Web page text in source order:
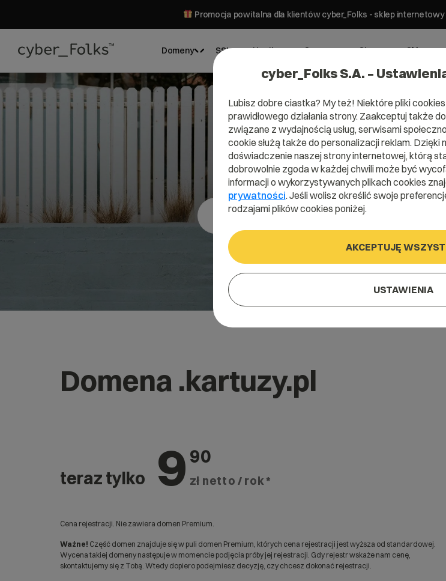
Promocja powitalna dla klientów cyber_Folks - sklep internetowy
Domeny SSL Hosting Serwery Strony Sklepy
Domena
Domena .kartuzy.pl
teraz tylko 9 90
zł netto / rok *
Cena rejestracji. Nie zawiera domen Premium.
Ważne! Część domen znajduje się w puli domen Premium, których cena rejestracji jest wyższa od standardowej.
Wycena takiej domeny następuje w momencie podjęcia próby jej rejestracji. Gdy rejestr wskaże nam cenę,
skontaktujemy się z Tobą. Wtedy dopiero podejmiesz decyzję, czy chcesz dokonać rejestracji.
cyber_Folks S.A. –
Lubisz dobre ciastka? My też! Niektóre pliki
prawidłowego działania strony. Zaakceptuj także
związane z wydajnością usług, serwisami
cookie służą także do personalizacji reklam. Dzięki
doświadczenie naszej strony internetowej, którą
dobrowolnie zgoda w każdej chwili może być
informacji o wykorzystywanych plikach cookies
prywatności. Jeśli wolisz określić swoje
rodzajami plików cookies poniżej.
AKCEPTUJĘ
USTAWIENIA